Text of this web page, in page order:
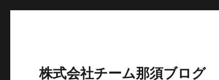
株式会社チーム那須ブログ